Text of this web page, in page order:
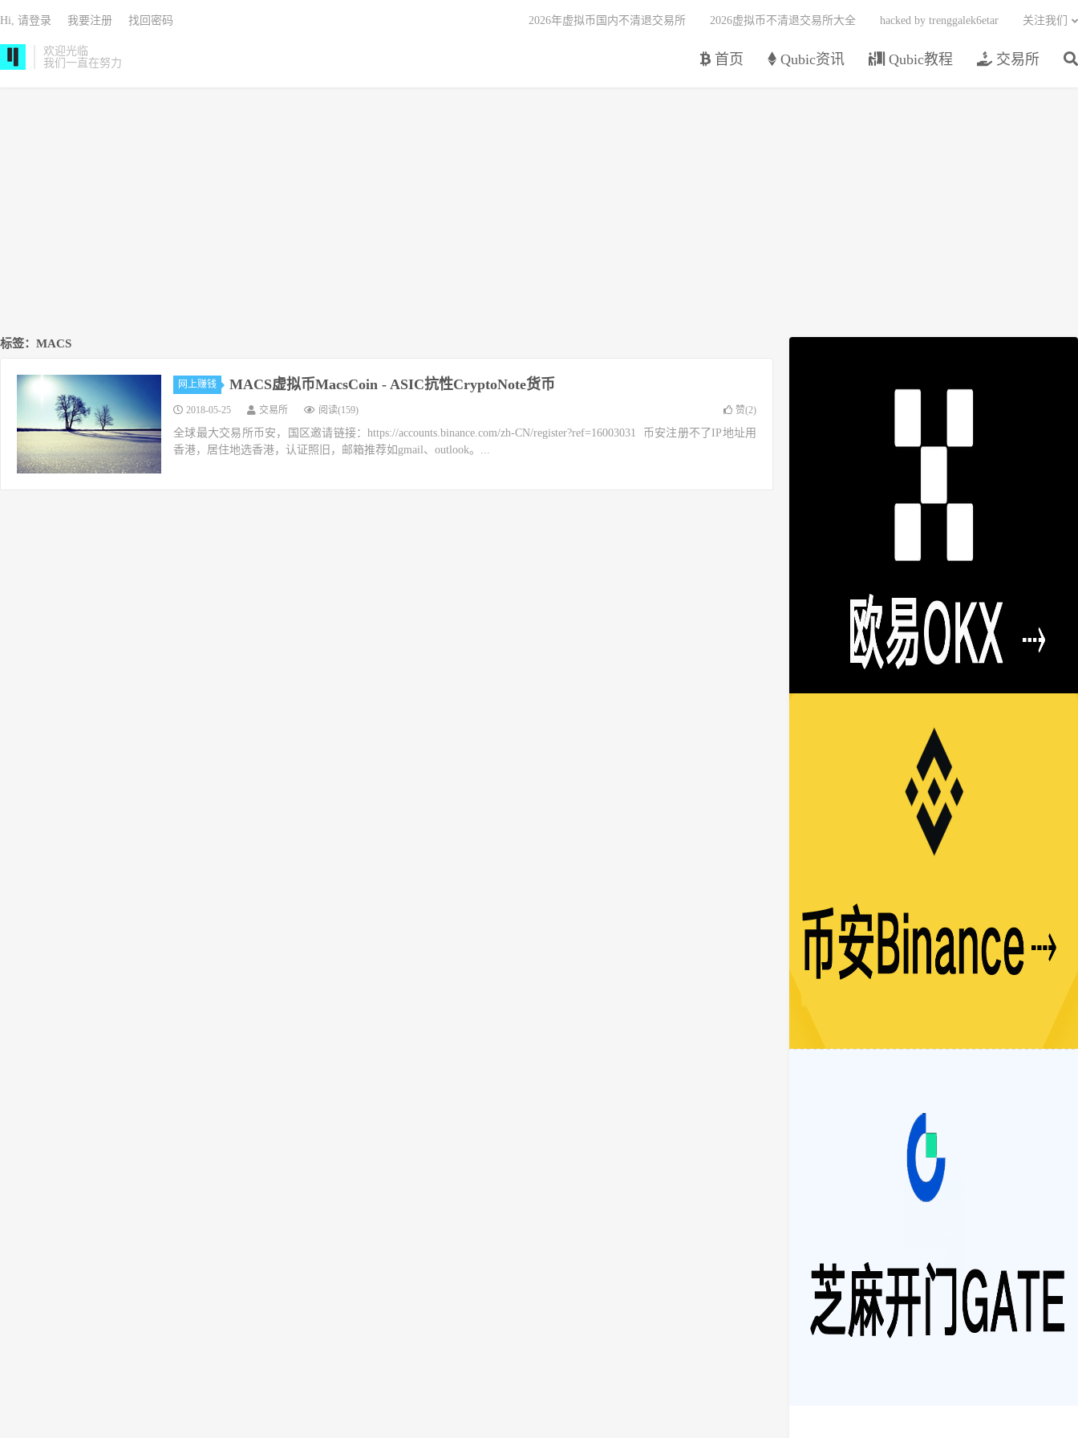
欢迎光临
我们一直在努力
首页 Qubic资讯 Qubic教程 交易所
2026年虚拟币国内不清退交易所 2026虚拟币不清退交易所大全 hacked by trenggalek6etar 关注我们
Hi, 请登录 我要注册 找回密码
标签：MACS
网上赚钱 MACS虚拟币MacsCoin - ASIC抗性CryptoNote货币
2018-05-25 交易所 阅读(159) 赞(2)
全球最大交易所币安，国区邀请链接：https://accounts.binance.com/zh-CN/register?ref=16003031 币安注册不了IP地址用
香港，居住地选香港，认证照旧，邮箱推荐如gmail、outlook。...